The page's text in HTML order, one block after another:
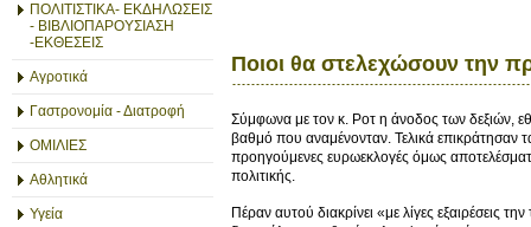
ΠΟΛΙΤΙΣΤΙΚΑ- ΕΚΔΗΛΩΣΕΙΣ
- ΒΙΒΛΙΟΠΑΡΟΥΣΙΑΣΗ
-ΕΚΘΕΣΕΙΣ
Αγροτικά
Γαστρονομία - Διατροφή
ΟΜΙΛΙΕΣ
Αθλητικά
Υγεία
Ποιοι θα στελεχώσουν την
Σύμφωνα με τον κ. Ροτ η άνοδος των δεξιών,
βαθμό που αναμένονταν. Τελικά
προηγούμενες ευρωεκλογές όμως
πολιτικής.
Πέραν αυτού διακρίνει «με λίγες εξαιρέσεις